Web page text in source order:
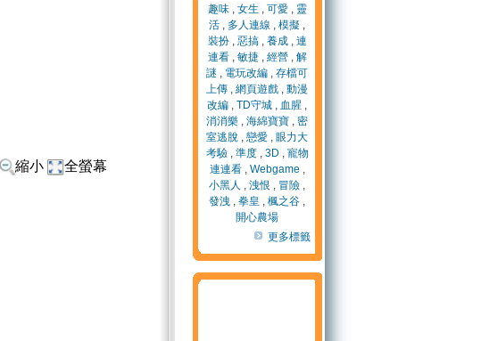
縮小 全螢幕
趣味, 女生 , 可愛, 靈
活 , 多人連線 , 模擬 ,
裝扮, 惡搞, 養成, 連
連看, 敏捷, 經營, 解
謎 , 電玩改編 , 存檔可
上傳 , 網頁遊戲 , 動漫
改編 , TD守城 , 血腥 ,
消消樂 , 海綿寶寶 , 密
室逃脫 , 戀愛 , 眼力大
考驗, 準度, 3D , 寵物
連連看, Webgame ,
小黑人 , 洩恨 , 冒險 ,
發洩 , 拳皇 , 楓之谷 ,
開心農場
更多標籤